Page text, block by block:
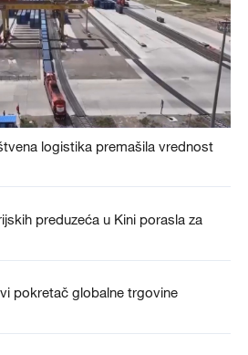
logistika premašila vrednost
preduzeća u Kini porasla za
pokretač globalne trgovine